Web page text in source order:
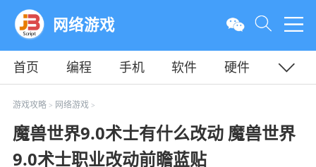
网络游戏
首页 编程 手机 软件
硬件
教程
平面
游戏攻略> 网络游戏>
魔兽世界9.0术士有什么改动 魔兽世界
9.0术士职业改动前瞻蓝贴